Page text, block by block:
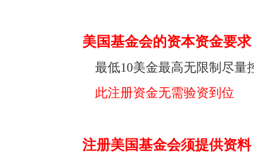
美国基金会的资本资金要求
最低10美金最高无限制尽量
此注册资金无需验资到位
注册美国基金会须提供资料